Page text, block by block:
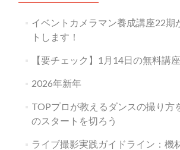
イベントカメラマン養成講座22期
トします！
【要チェック】1月14日の無料講
2026年新年
TOPプロが教えるダンスの撮り方
のスタートを切ろう
ライブ撮影実践ガイドライン：機